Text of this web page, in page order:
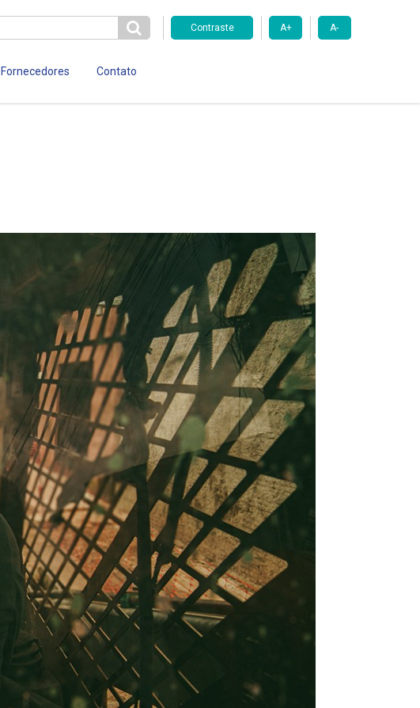
Contraste A+ A-
Fornecedores Contato